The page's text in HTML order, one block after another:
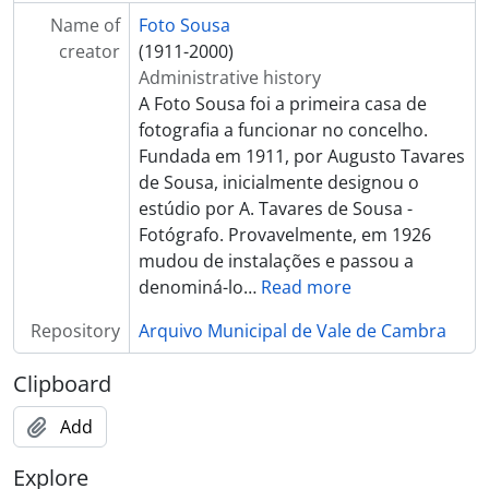
[Item] Retrato de militar
[Item] Retrato de militar
[Item] Retrato de militar
[Item] Retrato de militar
[Item] Retrato de marinheiro
[Item] Retrato de militar
[Item] Retrato de militar
[Item] Retrato de marinheiro
[Item] Retrato de marinheiro
[Item] Retrato de militar
[Item] Retrato de militar
[Item] Retrato de militar
Name of
creator
Foto Sousa
(1911-2000)
Administrative history
A Foto Sousa foi a primeira casa de
fotografia a funcionar no concelho.
Fundada em 1911, por Augusto Tavares
de Sousa, inicialmente designou o
estúdio por A. Tavares de Sousa -
Fotógrafo. Provavelmente, em 1926
mudou de instalações e passou a
denominá-lo… Read more
Repository
Arquivo Municipal de Vale de Cambra
Clipboard
Add
Explore